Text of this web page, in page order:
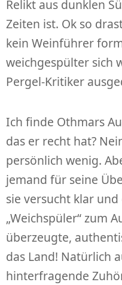
Relikt aus dunklen
Zeiten ist. Ok so
kein Weinführer
weichgespülter sich
Pergel-Kritiker
Ich finde Othmars
das er recht hat?
persönlich wenig.
jemand für seine
sie versucht klar
„Weichspüler“ zum
überzeugte,
das Land! Natürlich
hinterfragende